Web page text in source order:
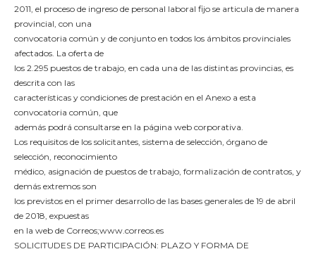
2011, el proceso de ingreso de personal laboral fijo se articula de manera
provincial, con una
convocatoria común y de conjunto en todos los ámbitos provinciales
afectados. La oferta de
los 2.295 puestos de trabajo, en cada una de las distintas provincias, es
descrita con las
características y condiciones de prestación en el Anexo a esta
convocatoria común, que
además podrá consultarse en la página web corporativa.
Los requisitos de los solicitantes, sistema de selección, órgano de
selección, reconocimiento
médico, asignación de puestos de trabajo, formalización de contratos, y
demás extremos son
los previstos en el primer desarrollo de las bases generales de 19 de abril
de 2018, expuestas
en la web de Correos;www.correos.es
SOLICITUDES DE PARTICIPACIÓN: PLAZO Y FORMA DE